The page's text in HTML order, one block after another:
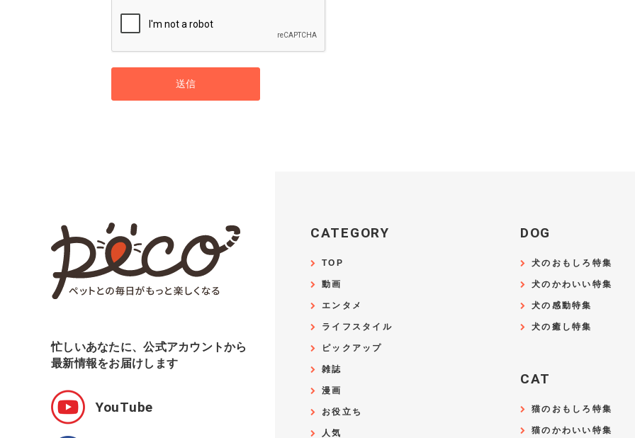
送信
忙しいあなたに、公式アカウントから
最新情報をお届けします
YouTube
CATEGORY
TOP
動画
エンタメ
ライフスタイル
ピックアップ
雑誌
漫画
お役立ち
人気
DOG
犬のおもしろ特集
犬のかわいい特集
犬の感動特集
犬の癒し特集
CAT
猫のおもしろ特集
猫のかわいい特集